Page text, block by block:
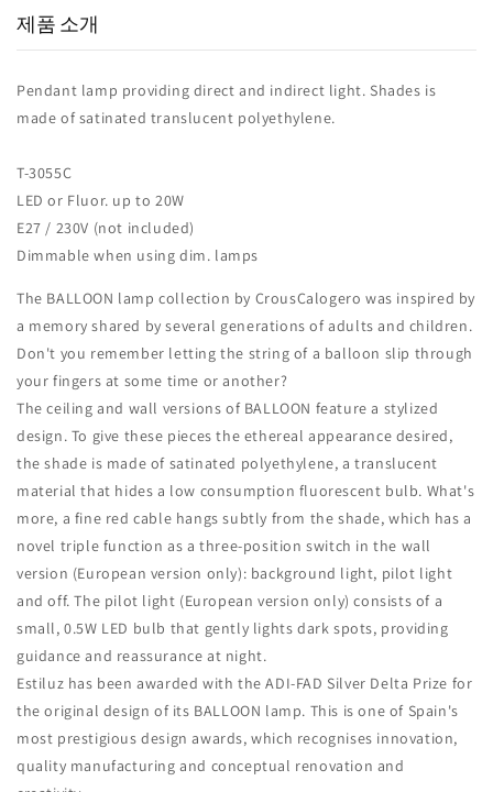
제품 소개
Pendant lamp providing direct and indirect light.‎ Shades is
made of satinated translucent polyethylene.‎
T-3055C
LED or Fluor.‎ up to 20W
E27 / 230V (not included)
Dimmable when using dim.‎ lamps
The BALLOON lamp collection by CrousCalogero was inspired by
a memory shared by several generations of adults and children.‎
Don't you remember letting the string of a balloon slip through
your fingers at some time or another?
The ceiling and wall versions of BALLOON feature a stylized
design.‎ To give these pieces the ethereal appearance desired,
the shade is made of satinated polyethylene, a translucent
material that hides a low consumption fluorescent bulb.‎ What's
more, a fine red cable hangs subtly from the shade, which has a
novel triple function as a three-position switch in the wall
version (European version only): background light, pilot light
and off.‎ The pilot light (European version only) consists of a
small, 0.‎5W LED bulb that gently lights dark spots, providing
guidance and reassurance at night.‎
Estiluz has been awarded with the ADI-FAD Silver Delta Prize for
the original design of its BALLOON lamp.‎ This is one of Spain's
most prestigious design awards, which recognises innovation,
quality manufacturing and conceptual renovation and